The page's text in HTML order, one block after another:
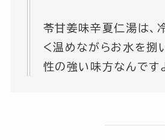
苓甘姜味辛夏仁湯は、
く温めながらお水を捌
性の強い味方なんです